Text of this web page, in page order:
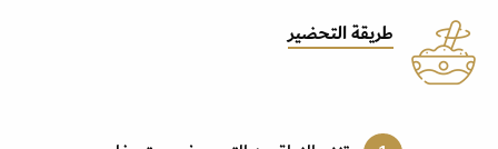
طريقة التحضير